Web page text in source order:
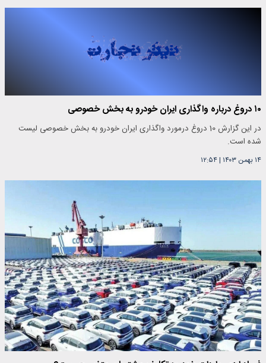
۱۰ دروغ درباره واگذاری ایران خودرو به بخش خصوصی
در این گزارش 10 دروغ درمورد واگذاری ایران خودرو به بخش خصوصی لیست
شده است.
۱۴ بهمن ۱۴۰۳ |۱۲:۵۴